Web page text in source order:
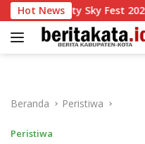
Langsung
ke
konten
Hot News
Sky Fest 2026
Beranda Peristiwa
Peristiwa